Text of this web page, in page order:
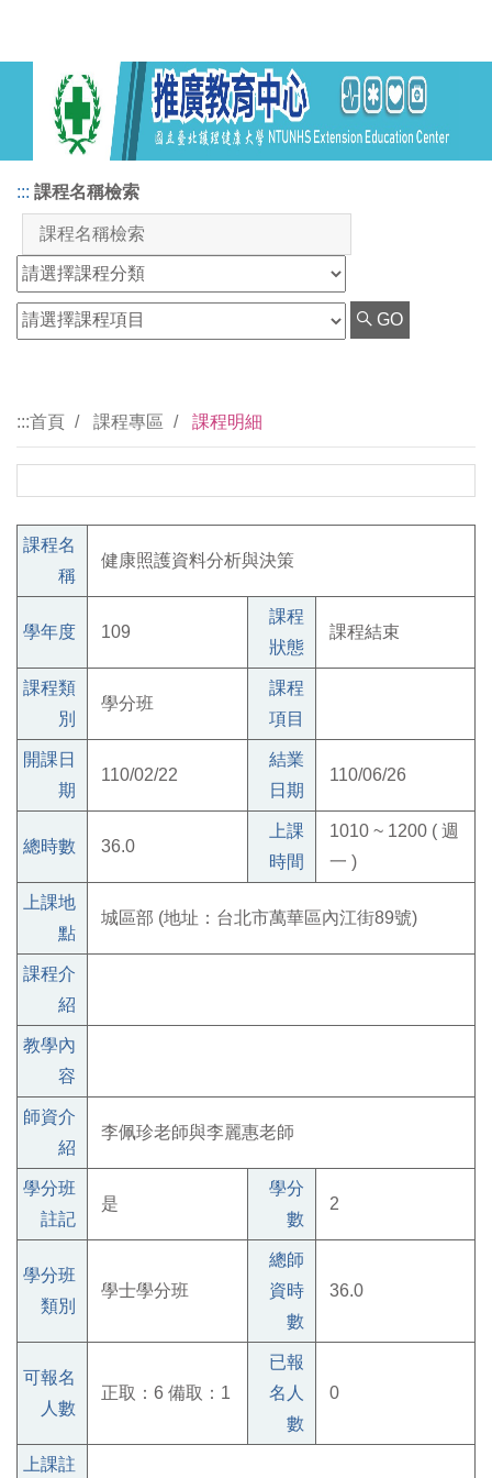
::: 課程名稱檢索
GO
:::首頁 課程專區 課程明細
課程名
稱
健康照護資料分析與決策
學年度 109
課程
狀態
課程結束
課程類
別
學分班
課程
項目
開課日
期
110/02/22
結業
日期
110/06/26
總時數 36.0
上課
時間
1010 ~ 1200 ( 週
一 )
上課地
點
城區部 (地址：台北市萬華區內江街89號)
課程介
紹
教學內
容
師資介
紹
李佩珍老師與李麗惠老師
學分班
註記
是
學分
數
2
學分班
類別
學士學分班
總師
資時
數
36.0
可報名
人數
正取：6 備取：1
已報
名人
數
0
上課註